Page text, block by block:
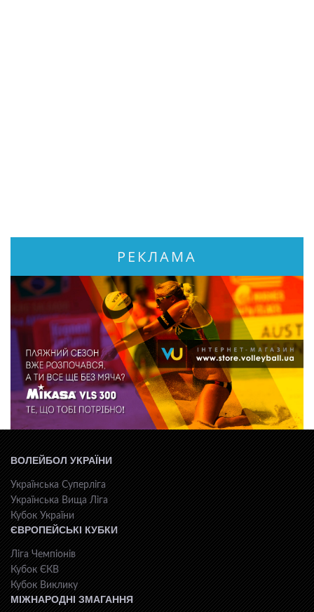
РЕКЛАМА
ВОЛЕЙБОЛ УКРАЇНИ
Українська Суперліга
Українська Вища Ліга
Кубок України
ЄВРОПЕЙСЬКІ КУБКИ
Ліга Чемпіонів
Кубок ЄКВ
Кубок Виклику
МІЖНАРОДНІ ЗМАГАННЯ